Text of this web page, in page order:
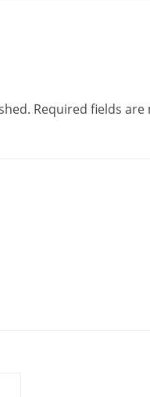
Required fields are